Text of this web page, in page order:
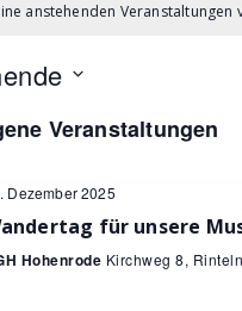
anstehenden Veranstaltungen
Veranstaltungen
Dezember 2025
für unsere
Hohenrode Kirchweg 8, Rinteln